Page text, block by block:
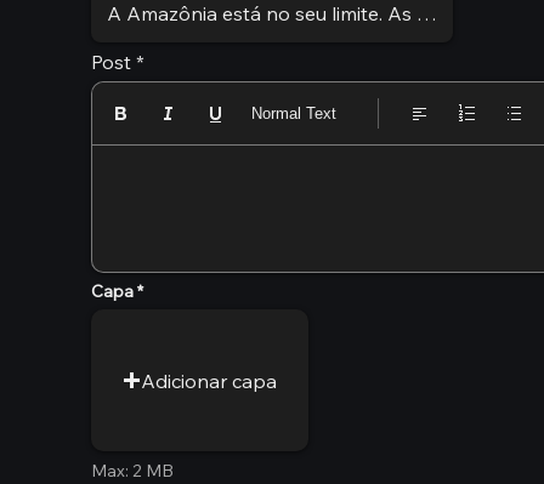
Post
Normal Text
Capa
Adicionar capa
Max: 2 MB